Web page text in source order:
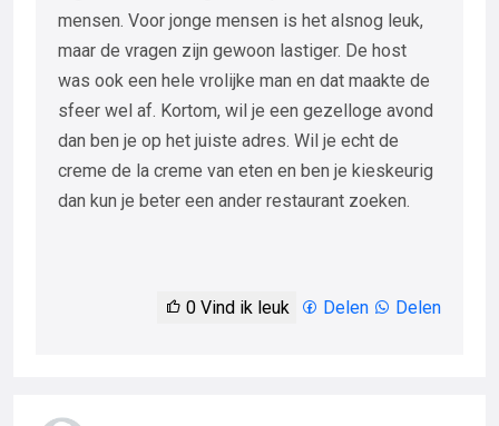
mensen. Voor jonge mensen is het alsnog leuk,
maar de vragen zijn gewoon lastiger. De host
was ook een hele vrolijke man en dat maakte de
sfeer wel af. Kortom, wil je een gezelloge avond
dan ben je op het juiste adres. Wil je echt de
creme de la creme van eten en ben je kieskeurig
dan kun je beter een ander restaurant zoeken.
0 Vind ik leuk Delen Delen